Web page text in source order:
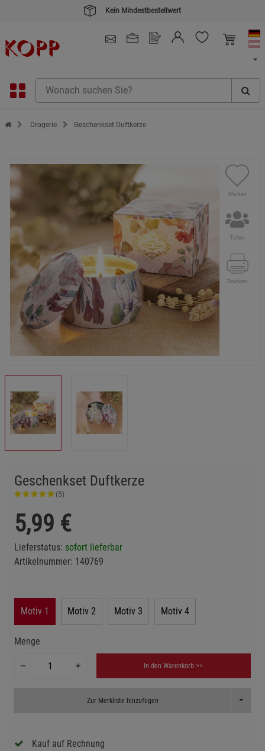
Kein Mindestbestellwert
Zur Startseite des Kopp Verlag Online-Shop
Drogerie Geschenkset Duftkerze
Merken
Teilen
Drucken
Geschenkset Duftkerze
(5)
5,99 €
Lieferstatus: sofort lieferbar
Artikelnummer: 140769
Motiv 1 Motiv 2 Motiv 3 Motiv 4
Menge
In den Warenkorb >>
Zur Merkliste hinzufügen Toggle
Kauf auf Rechnung